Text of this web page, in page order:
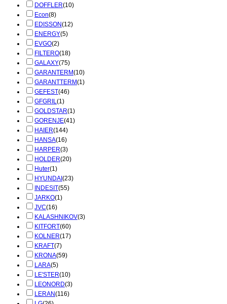
DOFFLER(10)
Econ(8)
EDISSON(12)
ENERGY(5)
EVGO(2)
FILTERO(18)
GALAXY(75)
GARANTERM(10)
GARANTTERM(1)
GEFEST(46)
GFGRIL(1)
GOLDSTAR(1)
GORENJE(41)
HAIER(144)
HANSA(16)
HARPER(3)
HOLDER(20)
Huter(1)
HYUNDAI (23)
INDESIT(55)
JARKO(1)
JVC(16)
KALASHNIKOV(3)
KITFORT(60)
KOLNER(17)
KRAFT(7)
KRONA(59)
LARA(5)
LE'STER(10)
LEONORD(3)
LERAN(116)